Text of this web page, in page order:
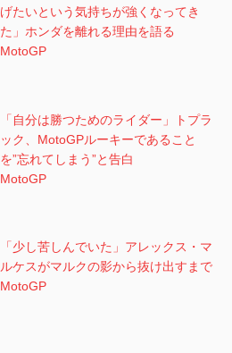
げたいという気持ちが強くなってき
た」ホンダを離れる理由を語る
MotoGP
「自分は勝つためのライダー」トプラ
ック、MotoGPルーキーであること
を”忘れてしまう”と告白
MotoGP
「少し苦しんでいた」アレックス・マ
ルケスがマルクの影から抜け出すまで
MotoGP